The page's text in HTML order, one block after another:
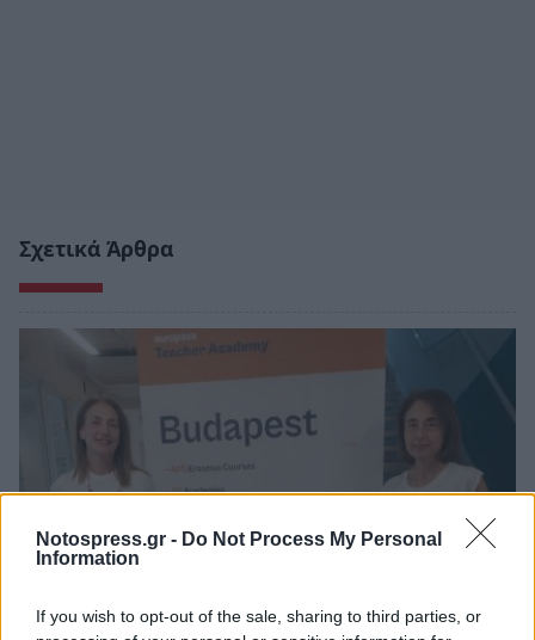
Notospress.gr - Do Not Process My Personal
Information
If you wish to opt-out of the sale, sharing to third parties, or
Σχετικά Άρθρα